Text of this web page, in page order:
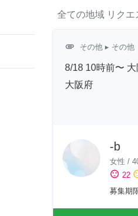
全ての地域 リクエ
attachment その他 ▸ その他
8/18 10時前〜
大阪府
-b
女性 /
sentiment_satisfied 22
募集期